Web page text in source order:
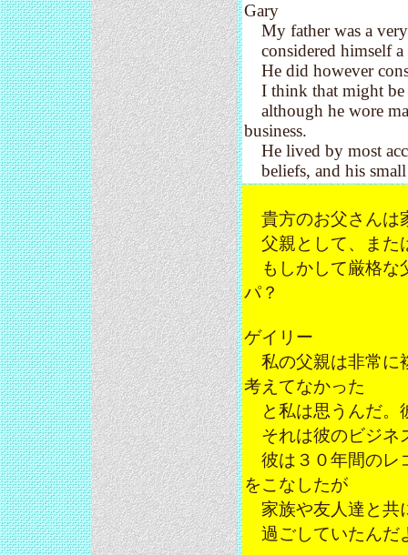
Gary
My father was a
considered himself a
He did however
I think that might be
although he wore
business.
He lived by most
beliefs, and his
貴方のお父さんは
父親として、また
もしかして厳格な
パ？
ゲイリー
私の父親は非常に
考えてなかった
と私は思うんだ。
それは彼のビジネ
彼は３０年間のレ
をこなしたが
家族や友人達と共
過ごしていたんだ